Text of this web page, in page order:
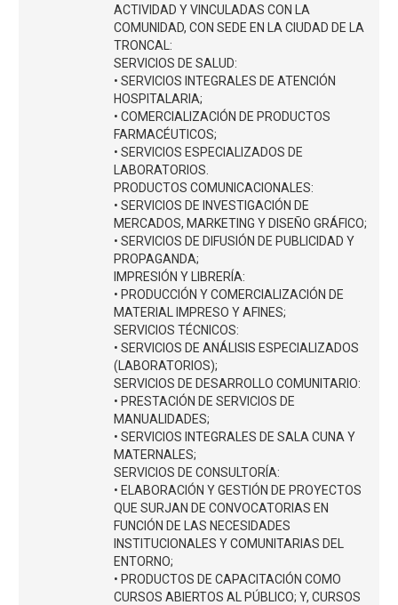
ACTIVIDAD Y VINCULADAS CON LA
COMUNIDAD, CON SEDE EN LA CIUDAD DE LA
TRONCAL:
SERVICIOS DE SALUD:
• SERVICIOS INTEGRALES DE ATENCIÓN
HOSPITALARIA;
• COMERCIALIZACIÓN DE PRODUCTOS
FARMACÉUTICOS;
• SERVICIOS ESPECIALIZADOS DE
LABORATORIOS.
PRODUCTOS COMUNICACIONALES:
• SERVICIOS DE INVESTIGACIÓN DE
MERCADOS, MARKETING Y DISEÑO GRÁFICO;
• SERVICIOS DE DIFUSIÓN DE PUBLICIDAD Y
PROPAGANDA;
IMPRESIÓN Y LIBRERÍA:
• PRODUCCIÓN Y COMERCIALIZACIÓN DE
MATERIAL IMPRESO Y AFINES;
SERVICIOS TÉCNICOS:
• SERVICIOS DE ANÁLISIS ESPECIALIZADOS
(LABORATORIOS);
SERVICIOS DE DESARROLLO COMUNITARIO:
• PRESTACIÓN DE SERVICIOS DE
MANUALIDADES;
• SERVICIOS INTEGRALES DE SALA CUNA Y
MATERNALES;
SERVICIOS DE CONSULTORÍA:
• ELABORACIÓN Y GESTIÓN DE PROYECTOS
QUE SURJAN DE CONVOCATORIAS EN
FUNCIÓN DE LAS NECESIDADES
INSTITUCIONALES Y COMUNITARIAS DEL
ENTORNO;
• PRODUCTOS DE CAPACITACIÓN COMO
CURSOS ABIERTOS AL PÚBLICO; Y, CURSOS